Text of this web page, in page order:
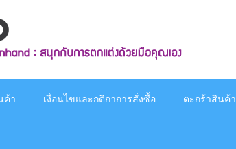
ค้า เงื่อนไขและกติกาการสั่งซื้อ ตะกร้าสินค้า